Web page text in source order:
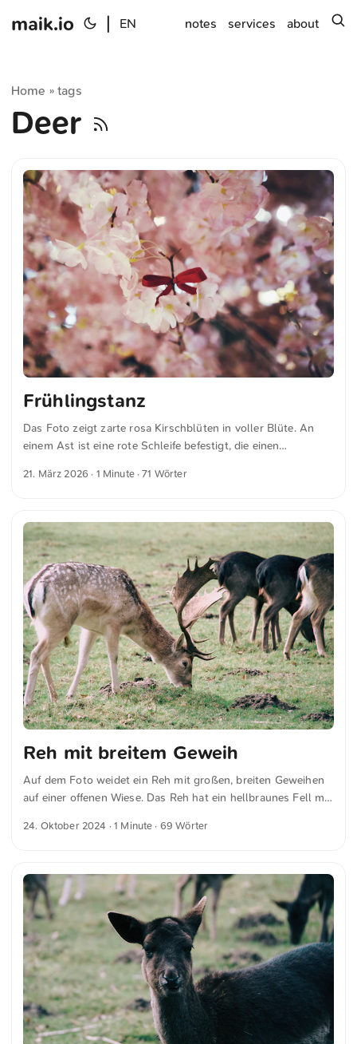
maik.io EN notes services about
Home »tags
Deer
Frühlingstanz
Das Foto zeigt zarte rosa Kirschblüten in voller Blüte. An
einem Ast ist eine rote Schleife befestigt, die einen
unscharf, wodurch die feinen Details der Blüten und der
im Frühling. Dies und weitere Fotos kannst du kostenfrei
und in voller Auflösung auf unsplash.com runterladen. Hier
geht es zum Foto
21. März 2026 · 1 Minute · 71 Wörter
Reh mit breitem Geweih
Auf dem Foto weidet ein Reh mit großen, breiten Geweihen
auf einer offenen Wiese. Das Reh hat ein hellbraunes Fell mit
gefärbte Rehe ebenfalls beim Grasen zu sehen. Die
in voller Auflösung auf unsplash.com runterladen. Hier geht
es zum Foto auf unsplash.com
24. Oktober 2024 · 1 Minute · 69 Wörter